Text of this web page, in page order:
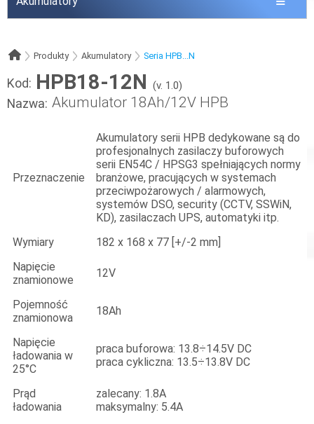
Produkty Akumulatory Seria HPB...N
Kod: HPB18-12N (v. 1.0)
Nazwa: Akumulator 18Ah/12V HPB
Przeznaczenie
Akumulatory serii HPB dedykowane są do
profesjonalnych zasilaczy buforowych
serii EN54C / HPSG3 spełniających normy
branżowe, pracujących w systemach
przeciwpożarowych / alarmowych,
systemów DSO, security (CCTV, SSWiN,
KD), zasilaczach UPS, automatyki itp.
Wymiary
182 x 168 x 77 [+/-2 mm]
Napięcie
znamionowe
12V
Pojemność
znamionowa
18Ah
Napięcie
ładowania w
25°C
praca buforowa: 13.8÷14.5V DC
praca cykliczna: 13.5÷13.8V DC
Prąd
ładowania
zalecany: 1.8A
maksymalny: 5.4A